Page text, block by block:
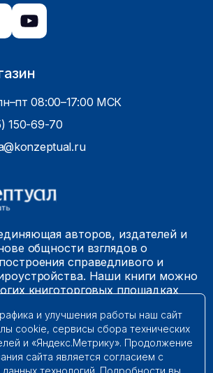
08:00–17:00 МСК
150-69-70
авторов, издателей и
общности взглядов о
справедливого и
Наши книги можно
книготорговых площадках
права защищены.
и улучшения работы наш сайт
cookie, сервисы сбора технических
и «Яндекс.Метрику». Продолжение
сайта является согласием с
технологий. Подробности вы